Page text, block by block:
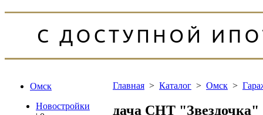
Омск
Новостройки
Главная > Каталог > Омск >
дача СНТ "Звездочка"